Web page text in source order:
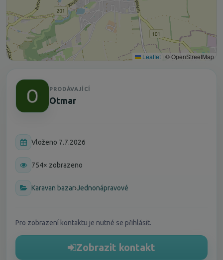
Leaflet | © OpenStreetMap
PRODÁVAJÍCÍ
Otmar
Vloženo 7.7.2026
754× zobrazeno
Karavan bazar›Jednonápravové
Pro zobrazení kontaktu je nutné se přihlásit.
Zobrazit kontakt